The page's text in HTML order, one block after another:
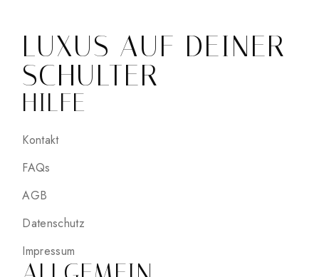
LUXUS AUF DEINER
SCHULTER
HILFE
Kontakt
FAQs
AGB
Datenschutz
Impressum